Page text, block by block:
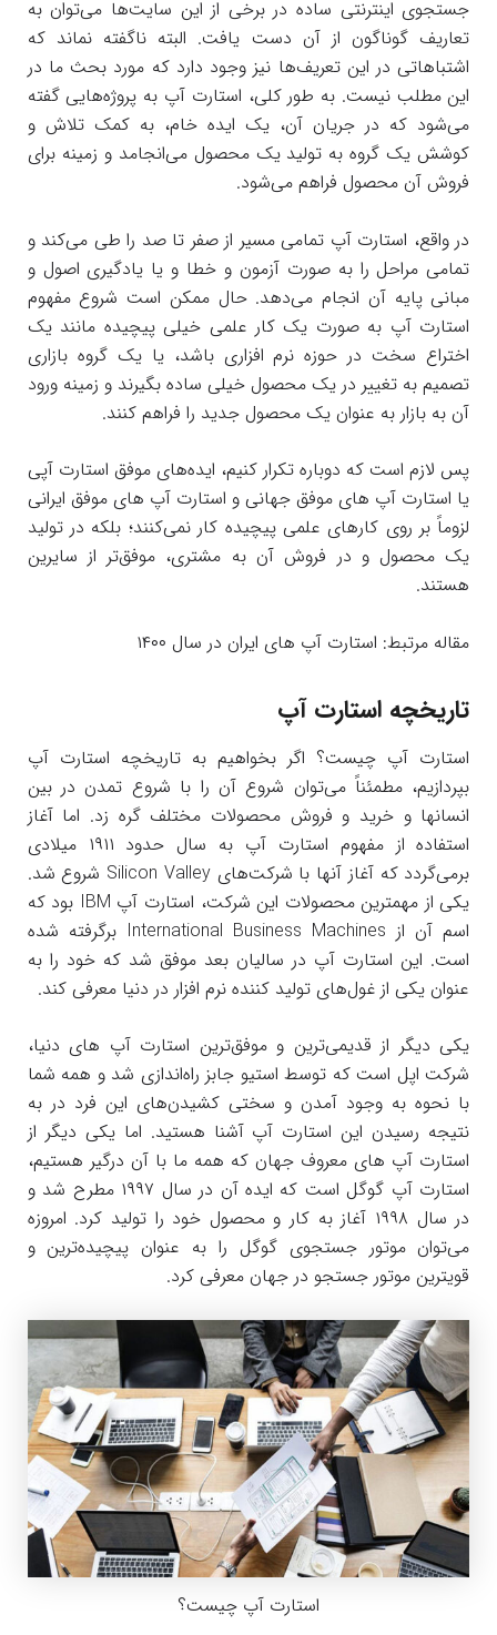
جستجوی اینترنتی ساده در برخی از این سایت‌ها می‌توان به
تعاریف گوناگون از آن دست یافت. البته ناگفته نماند که
اشتباهاتی در این تعریف‌ها نیز وجود دارد که مورد بحث ما در
این مطلب نیست. به طور کلی، استارت آپ به پروژه‌هایی گفته
می‌شود که در جریان آن، یک ایده خام، به کمک تلاش و
کوشش یک گروه به تولید یک محصول می‌انجامد و زمینه برای
فروش آن محصول فراهم می‌شود.
در واقع، استارت آپ تمامی مسیر از صفر تا صد را طی می‌کند و
تمامی مراحل را به صورت آزمون و خطا و یا یادگیری اصول و
مبانی پایه آن انجام می‌دهد. حال ممکن است شروع مفهوم
استارت آپ به صورت یک کار علمی خیلی پیچیده مانند یک
اختراع سخت در حوزه نرم افزاری باشد، یا یک گروه بازاری
تصمیم به تغییر در یک محصول خیلی ساده بگیرند و زمینه ورود
آن به بازار به عنوان یک محصول جدید را فراهم کنند.
پس لازم است که دوباره تکرار کنیم، ایده‌های موفق استارت آپی
یا استارت آپ های موفق جهانی و استارت آپ های موفق ایرانی
لزوماً بر روی کارهای علمی پیچیده کار نمی‌کنند؛ بلکه در تولید
یک محصول و در فروش آن به مشتری، موفق‌تر از سایرین
هستند.
مقاله مرتبط: استارت آپ های ایران در سال ۱۴۰۰
تاریخچه استارت آپ
استارت آپ چیست؟ اگر بخواهیم به تاریخچه استارت آپ
بپردازیم، مطمئناً می‌توان شروع آن را با شروع تمدن در بین
انسانها و خرید و فروش محصولات مختلف گره زد. اما آغاز
استفاده از مفهوم استارت آپ به سال حدود ۱۹۱۱ میلادی
برمی‌گردد که آغاز آنها با شرکت‌های Silicon Valley شروع شد.
یکی از مهمترین محصولات این شرکت، استارت آپ IBM بود که
اسم آن از International Business Machines برگرفته شده
است. این استارت آپ در سالیان بعد موفق شد که خود را به
عنوان یکی از غول‌های تولید کننده نرم افزار در دنیا معرفی کند.
یکی دیگر از قدیمی‌ترین و موفق‌ترین استارت آپ های دنیا،
شرکت اپل است که توسط استیو جابز راه‌اندازی شد و همه شما
با نحوه به وجود آمدن و سختی کشیدن‌های این فرد در به
نتیجه رسیدن این استارت آپ آشنا هستید. اما یکی دیگر از
استارت آپ های معروف جهان که همه ما با آن درگیر هستیم،
استارت آپ گوگل است که ایده آن در سال ۱۹۹۷ مطرح شد و
در سال ۱۹۹۸ آغاز به کار و محصول خود را تولید کرد. امروزه
می‌توان موتور جستجوی گوگل را به عنوان پیچیده‌ترین و
قویترین موتور جستجو در جهان معرفی کرد.
استارت آپ چیست؟